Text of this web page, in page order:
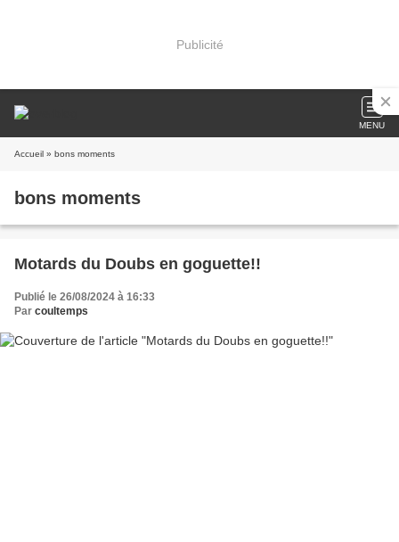
Publicité
MENU
Accueil » bons moments
bons moments
Motards du Doubs en goguette!!
Publié le 26/08/2024 à 16:33
Par coultemps